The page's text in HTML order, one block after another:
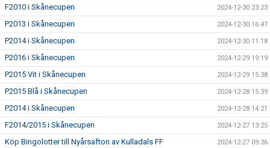
F2010 i Skånecupen 2024-12-30 23:23
P2013 i Skånecupen 2024-12-30 16:47
P2014 i Skånecupen 2024-12-30 11:18
P2016 i Skånecupen 2024-12-29 19:19
P2015 Vit i Skånecupen 2024-12-29 15:38
P2015 Blå i Skånecupen 2024-12-28 15:39
P2014 i Skånecupen 2024-12-28 14:21
F2014/2015 i Skånecupen 2024-12-27 13:25
Köp Bingolotter till Nyårsafton av Kulladals FF 2024-12-27 09:36